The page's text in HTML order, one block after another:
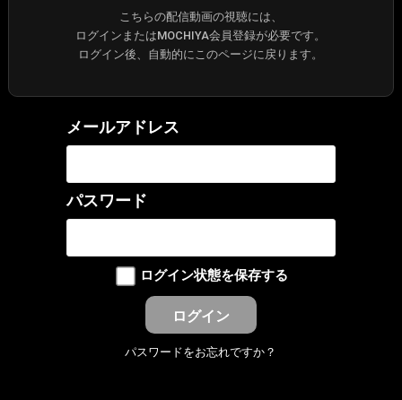
こちらの配信動画の視聴には、
ログインまたはMOCHIYA会員登録が必要です。
ログイン後、自動的にこのページに戻ります。
メールアドレス
パスワード
ログイン状態を保存する
パスワードをお忘れですか？